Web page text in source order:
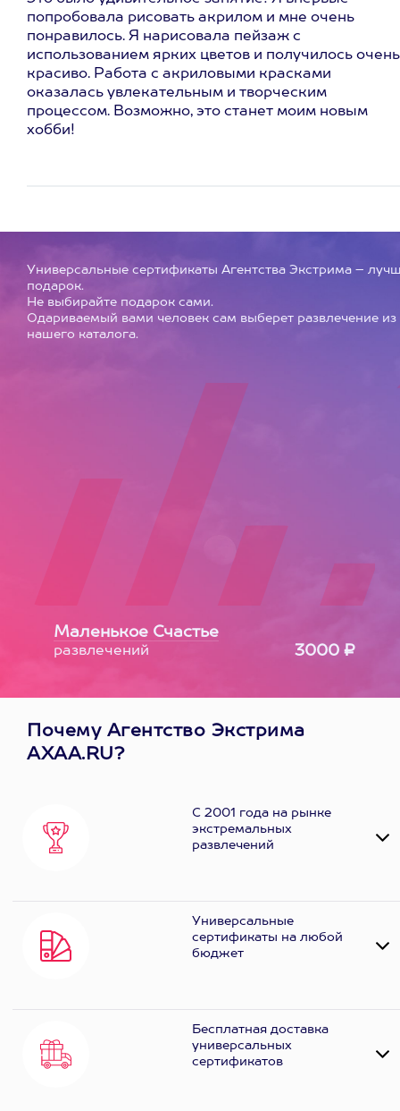
попробовала рисовать акрилом и мне очень
понравилось. Я нарисовала пейзаж с
использованием ярких цветов и получилось очень
красиво. Работа с акриловыми красками
оказалась увлекательным и творческим
процессом. Возможно, это станет моим новым
хобби!
Универсальные сертификаты Агентства Экстрима –
подарок.
Не выбирайте подарок сами.
Одариваемый вами человек сам выберет развлечение из
нашего каталога.
Маленькое Счастье
развлечений 3000 ₽
Почему Агентство Экстрима
AXAA.RU?
С 2001 года на рынке
экстремальных
развлечений
Универсальные
сертификаты на любой
бюджет
Бесплатная доставка
универсальных
сертификатов